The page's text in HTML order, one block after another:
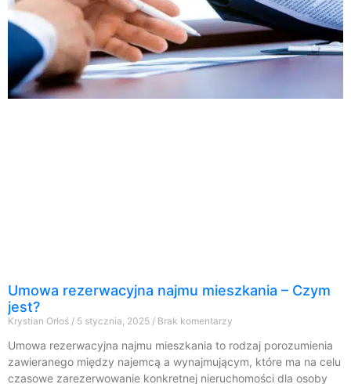
Umowa rezerwacyjna najmu mieszkania – Czym
jest?
Krystian Orłoś 5 stycznia, 2025 Brak komentarzy
Umowa rezerwacyjna najmu mieszkania to rodzaj porozumienia
zawieranego między najemcą a wynajmującym, które ma na celu
czasowe zarezerwowanie konkretnej nieruchomości dla osoby